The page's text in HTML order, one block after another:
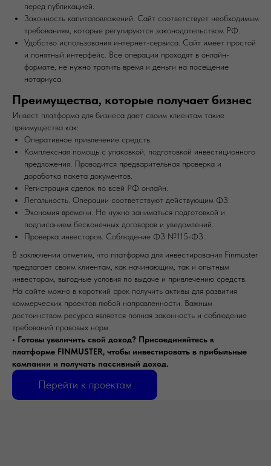
перед публикацией.
Законность капиталовложений. Сайт соответствует необходимым
требованиям, которые регулируются законодательством РФ.
Удобство использования интернет-сервиса. Сайт имеет простой
и понятный интерфейс. Все операции проходят в онлайн-
формате, не нужно тратить время и деньги на посещение
нотариуса.
Преимущества, которые получает бизнес
Инвест платформа для бизнеса дает своим клиентам такие
преимущества как:
Оперативное привлечение средств.
Комплексная помощь с упаковкой, подготовкой инвестиционного
предложения. Проводится предварительная проверка и
доработка пакета документов.
Регистрация сделок по всей РФ онлайн.
Легальность. Операции соответствуют действующим ФЗ.
Экономия времени. Не нужно заниматься подготовкой и
подписанием бесконечных договоров и уведомлений.
Проверка инвесторов. Соблюдение ФЗ №115-ФЗ.
В заключении отметим, что платформа для инвестирования Finmuster
предлагает своим клиентам, как начинающим, так и опытным
инвесторам, выгодные условия по выдаче и привлечению средств.
На сайте можно в короткий срок получить активы для развития
коммерческих проектов любой направленности. Важным
достоинством ресурса является полная законность и соблюдение
требований правовых норм.
•⁠ ⁠Готовы увеличить свой доход? Присоединяйтесь к
платформе FINMUSTER, чтобы инвестировать в прибыльные
компании и получать пассивный доход.
Перейти к проектам